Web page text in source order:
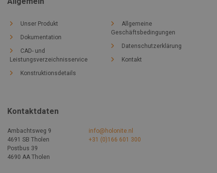
Unser Produkt
Dokumentation
CAD- und
Leistungsverzeichnisservice
Konstruktionsdetails
Allgemeine
Geschäftsbedingungen
Datenschutzerklärung
Kontakt
Kontaktdaten
Ambachtsweg 9
4691 SB Tholen
Postbus 39
4690 AA Tholen
info@holonite.nl
+31 (0)166 601 300